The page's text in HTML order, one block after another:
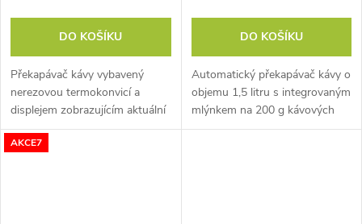
DO KOŠÍKU
Překapávač kávy vybavený
nerezovou termokonvicí a
displejem zobrazujícím aktuální
čas a s možností nastavení
odloženého startu až na 24
DO KOŠÍKU
Automatický překapávač kávy o
objemu 1,5 litru s integrovaným
mlýnkem na 200 g kávových
zrn. Dotykový LED panel s
AKCE7